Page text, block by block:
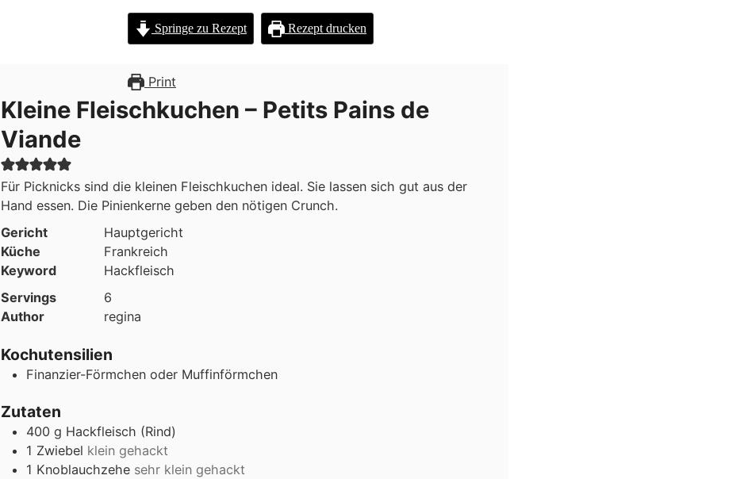
Springe zu Rezept Rezept drucken
Print
Kleine Fleischkuchen – Petits Pains de
Viande
Für Picknicks sind die kleinen Fleischkuchen ideal. Sie lassen sich gut aus der
Hand essen. Die Pinienkerne geben den nötigen Crunch.
Gericht
Hauptgericht
Küche
Frankreich
Keyword
Hackfleisch
Servings
6
Author
regina
Kochutensilien
Finanzier-Förmchen oder Muffinförmchen
Zutaten
400 g Hackfleisch (Rind)
1 Zwiebel klein gehackt
1 Knoblauchzehe sehr klein gehackt